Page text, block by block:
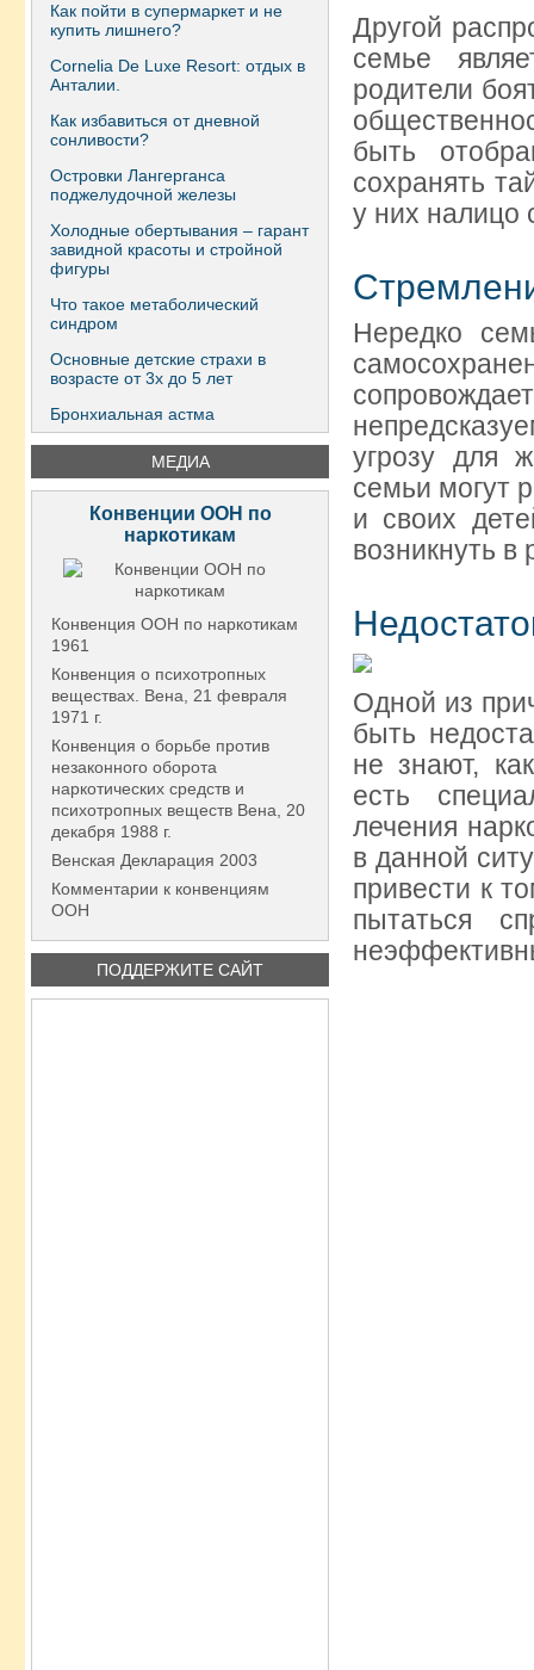
Как пойти в супермаркет и не
купить лишнего?
Сornelia De Luxe Resort: отдых в
Анталии.
Как избавиться от дневной
сонливости?
Островки Лангерганса
поджелудочной железы
Холодные обертывания – гарант
завидной красоты и стройной
фигуры
Что такое метаболический
синдром
Основные детские страхи в
возрасте от 3х до 5 лет
Бронхиальная астма
МЕДИА
Конвенции ООН по
наркотикам
Конвенция ООН по наркотикам
1961
Конвенция о психотропных
веществах. Вена, 21 февраля
1971 г.
Конвенция о борьбе против
незаконного оборота
наркотических средств и
психотропных веществ Вена, 20
декабря 1988 г.
Венская Декларация 2003
Комментарии к конвенциям
ООН
ПОДДЕРЖИТЕ САЙТ
Другой
семье
родители
быть
сохранять
у них налицо
Нередко
угрозу для
семьи могут
и своих
возникнуть в
Одной из
быть
не знают,
есть
лечения
в данной
привести к
пытаться